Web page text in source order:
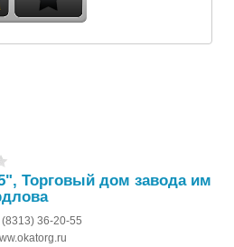
Торговый дом завода им
(8313) 36-20-55